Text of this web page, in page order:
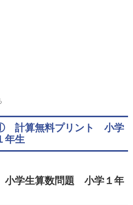
計算無料プリント 小学
年生
学生算数問題 小学１年